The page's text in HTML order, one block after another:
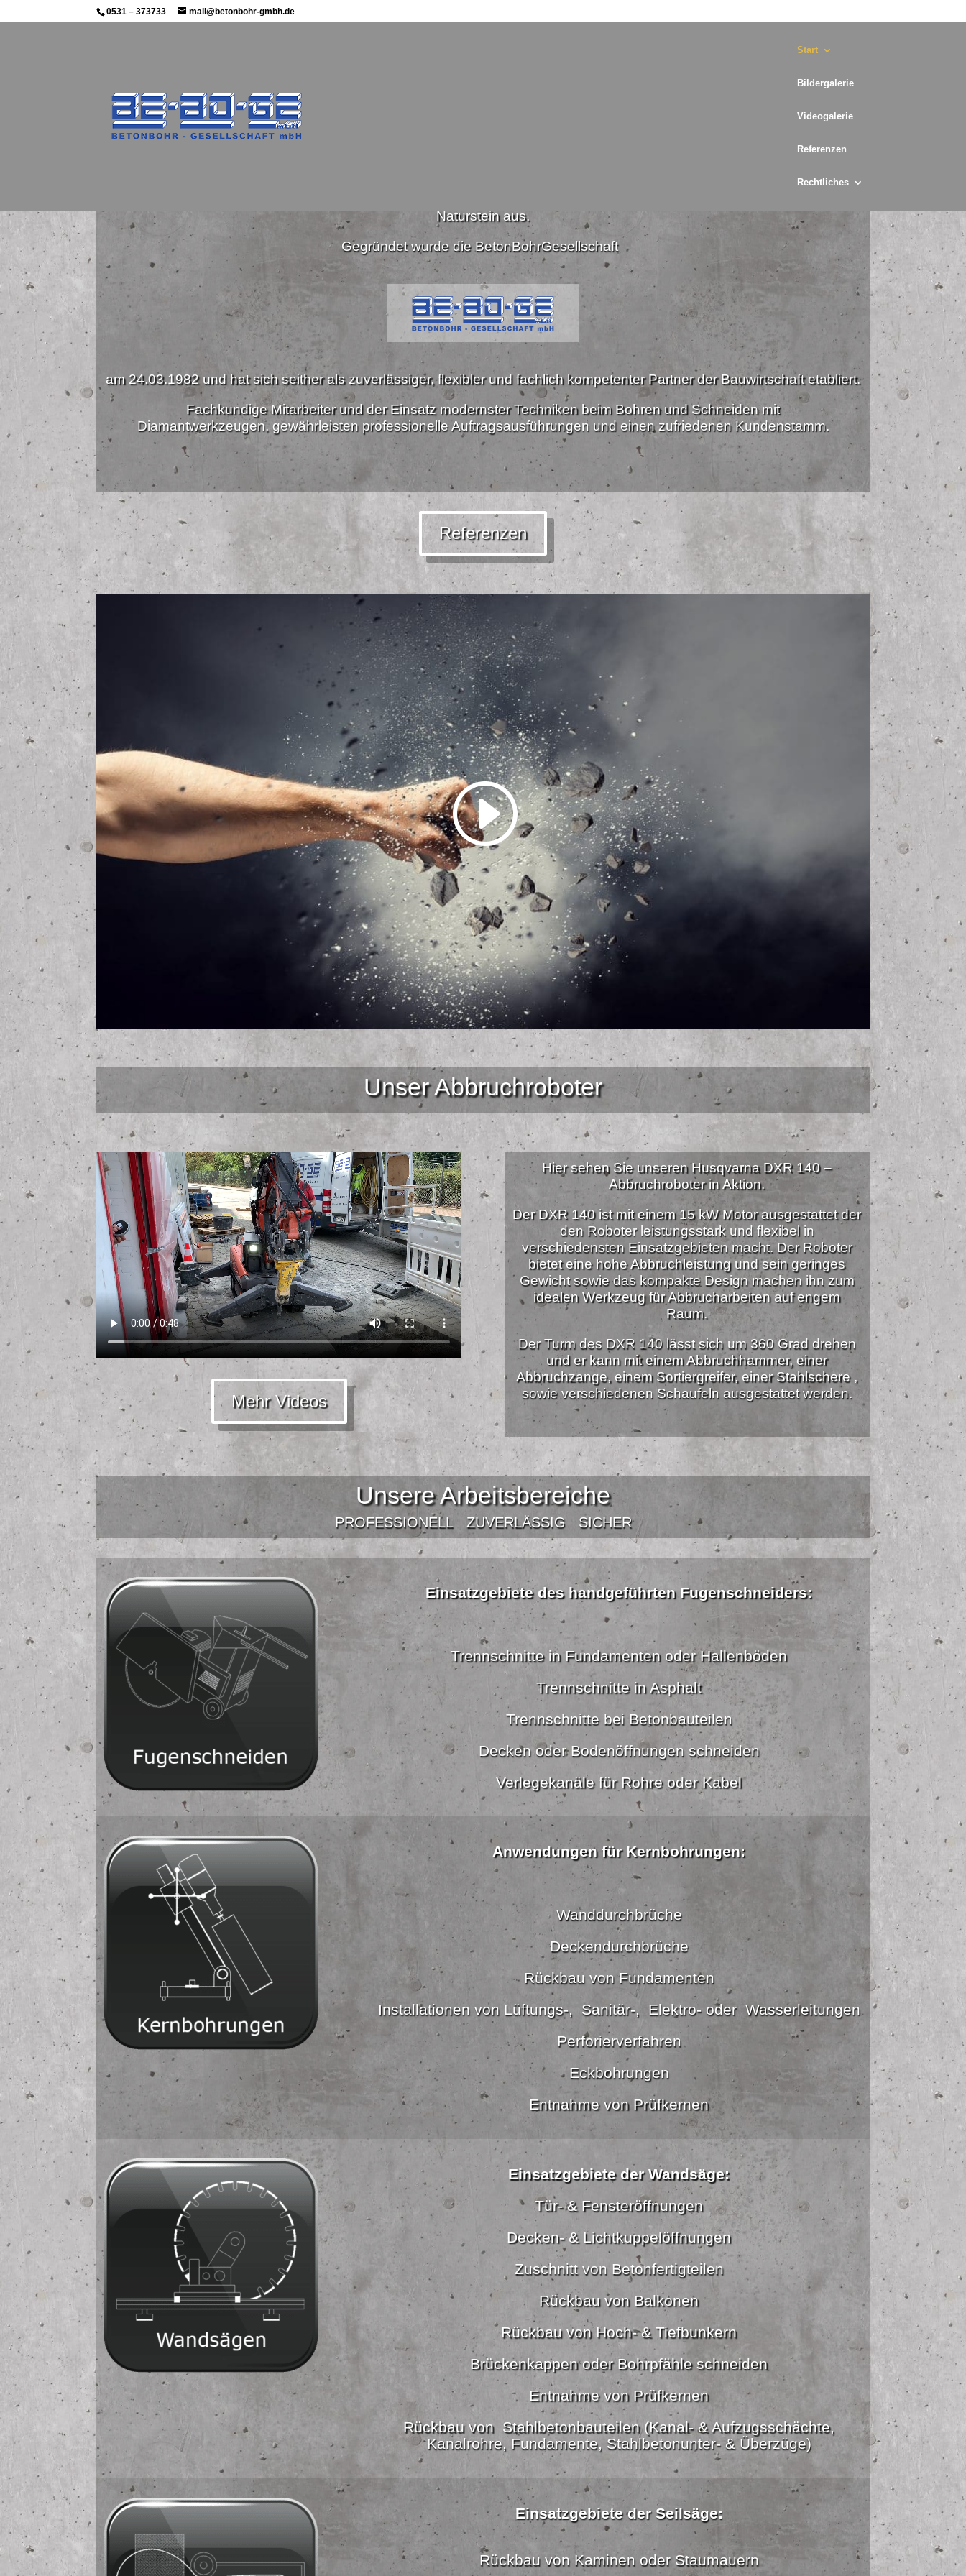
0531 – 373733 mail@betonbohr-gmbh.de
Start
Bildergalerie
Videogalerie
Referenzen
Rechtliches
Naturstein aus.
Gegründet wurde die BetonBohrGesellschaft
am 24.03.1982 und hat sich seither als zuverlässiger, flexibler und fachlich kompetenter Partner der Bauwirtschaft etabliert.
Fachkundige Mitarbeiter und der Einsatz modernster Techniken beim Bohren und Schneiden mit
Diamantwerkzeugen, gewährleisten professionelle Auftragsausführungen und einen zufriedenen Kundenstamm.
Referenzen
Unser Abbruchroboter
Mehr Videos
Hier sehen Sie unseren Husqvarna DXR 140 –
Abbruchroboter in Aktion.
Der DXR 140 ist mit einem 15 kW Motor ausgestattet der
den Roboter leistungsstark und flexibel in
verschiedensten Einsatzgebieten macht. Der Roboter
bietet eine hohe Abbruchleistung und sein geringes
Gewicht sowie das kompakte Design machen ihn zum
idealen Werkzeug für Abbrucharbeiten auf engem
Raum.
Der Turm des DXR 140 lässt sich um 360 Grad drehen
und er kann mit einem Abbruchhammer, einer
Abbruchzange, einem Sortiergreifer, einer Stahlschere ,
sowie verschiedenen Schaufeln ausgestattet werden.
Unsere Arbeitsbereiche
PROFESSIONELL ZUVERLÄSSIG SICHER
Einsatzgebiete des handgeführten Fugenschneiders:
Trennschnitte in Fundamenten oder Hallenböden
Trennschnitte in Asphalt
Trennschnitte bei Betonbauteilen
Decken oder Bodenöffnungen schneiden
Verlegekanäle für Rohre oder Kabel
Anwendungen für Kernbohrungen:
Wanddurchbrüche
Deckendurchbrüche
Rückbau von Fundamenten
Installationen von Lüftungs-, Sanitär-, Elektro- oder Wasserleitungen
Perforierverfahren
Eckbohrungen
Entnahme von Prüfkernen
Einsatzgebiete der Wandsäge:
Tür- & Fensteröffnungen
Decken- & Lichtkuppelöffnungen
Zuschnitt von Betonfertigteilen
Rückbau von Balkonen
Rückbau von Hoch- & Tiefbunkern
Brückenkappen oder Bohrpfähle schneiden
Entnahme von Prüfkernen
Rückbau von Stahlbetonbauteilen (Kanal- & Aufzugsschächte,
Kanalrohre, Fundamente, Stahlbetonunter- & Überzüge)
Einsatzgebiete der Seilsäge:
Rückbau von Kaminen oder Staumauern